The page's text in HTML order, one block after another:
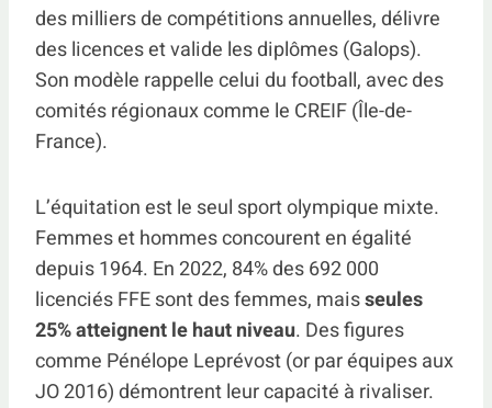
des milliers de compétitions annuelles, délivre
des licences et valide les diplômes (Galops).
Son modèle rappelle celui du football, avec des
comités régionaux comme le CREIF (Île-de-
France).
L’équitation est le seul sport olympique mixte.
Femmes et hommes concourent en égalité
depuis 1964. En 2022, 84% des 692 000
licenciés FFE sont des femmes, maisseules
25% atteignent le haut niveau. Des figures
comme Pénélope Leprévost (or par équipes aux
JO 2016) démontrent leur capacité à rivaliser.